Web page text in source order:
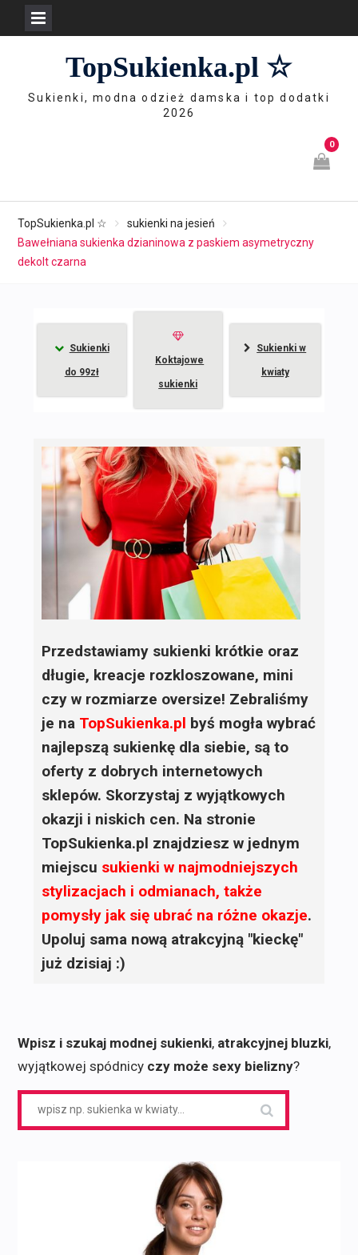
TopSukienka.pl ☆
Sukienki, modna odzież damska i top dodatki
2026
0
TopSukienka.pl ☆
sukienki na jesień
Bawełniana sukienka dzianinowa z paskiem asymetryczny
dekolt czarna
Sukienki
do 99zł
Koktajowe
sukienki
Sukienki w
kwiaty
Przedstawiamy sukienki krótkie oraz
długie, kreacje rozkloszowane, mini
czy w rozmiarze oversize! Zebraliśmy
je na TopSukienka.pl byś mogła wybrać
najlepszą sukienkę dla siebie, są to
oferty z dobrych internetowych
sklepów. Skorzystaj z wyjątkowych
okazji i niskich cen. Na stronie
TopSukienka.pl znajdziesz w jednym
miejscu sukienki w najmodniejszych
stylizacjach i odmianach, także
pomysły jak się ubrać na różne okazje.
Upoluj sama nową atrakcyjną "kieckę"
już dzisiaj :)
Wpisz i szukaj modnej sukienki, atrakcyjnej bluzki,
wyjątkowej spódnicy czy może sexy bielizny?